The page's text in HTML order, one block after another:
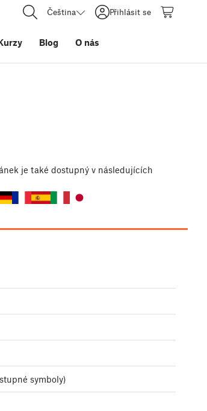
Čeština Přihlásit se
Blog O nás
je také dostupný v následujících
symboly)